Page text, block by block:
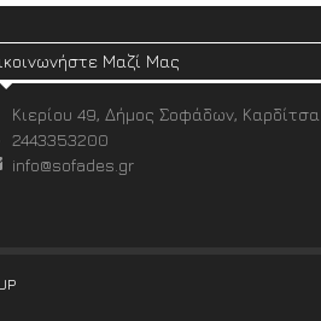
Μαζί Μας
Κιερίου 49, Δήμος Σοφάδων, Καρδίτσα
2443353200
info@sofades.gr